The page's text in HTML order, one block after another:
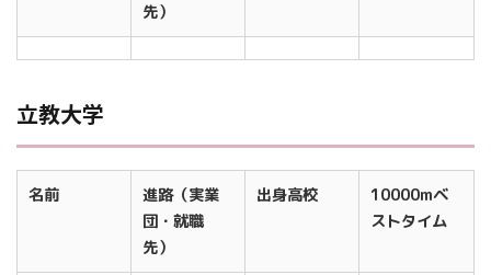
先）
立教大学
名前
進路（実業
団・就職
先）
出身高校
10000mベ
ストタイム